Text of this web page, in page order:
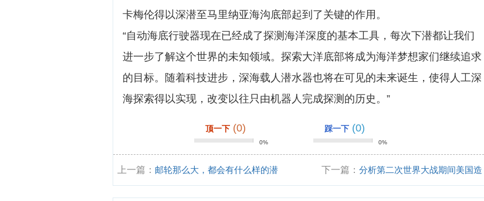
卡梅伦得以深潜至马里纳亚海沟底部起到了关键的作用。
“自动海底行驶器现在已经成了探测海洋深度的基本工具，每次下潜都让我们
进一步了解这个世界的未知领域。探索大洋底部将成为海洋梦想家们继续追求
的目标。随着科技进步，深海载人潜水器也将在可见的未来诞生，使得人工深
海探索得以实现，改变以往只由机器人完成探测的历史。”
顶一下 (0)
0%
踩一下 (0)
0%
上一篇： 邮轮那么大，都会有什么样的潜
在危险啊？
下一篇：分析第二次世界大战期间美国造
船业迅速发展的